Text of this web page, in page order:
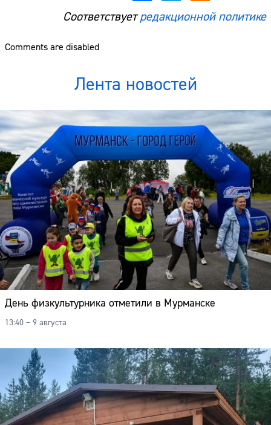
Соответствуетредакционной политике
Comments are disabled
Лента новостей
День физкультурника отметили в Мурманске
13:40 – 9 августа